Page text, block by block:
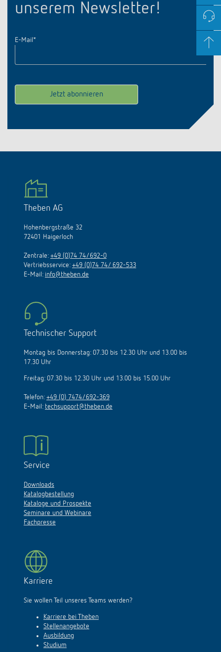
unserem Newsletter!
E-Mail *
Theben AG
Hohenbergstraße 32
72401 Haigerloch
Zentrale: +49 (0)74 74/692-0
Vertriebsservice: +49 (0)74 74/ 692-533
E-Mail: info@theben.de
Technischer Support
Montag bis Donnerstag: 07.30 bis 12.30 Uhr und 13.00 bis
17.30 Uhr
Freitag: 07.30 bis 12.30 Uhr und 13.00 bis 15.00 Uhr
Telefon: +49 (0) 7474/692-369
E-Mail: techsupport@theben.de
Service
Downloads
Katalogbestellung
Kataloge und Prospekte
Seminare und Webinare
Fachpresse
Karriere
Sie wollen Teil unseres Teams werden?
Karriere bei Theben
Stellenangebote
Ausbildung
Studium